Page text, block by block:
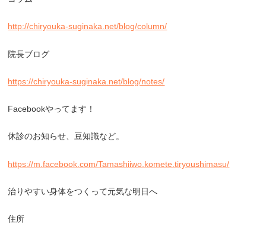
http://chiryouka-suginaka.net/blog/column/
院長ブログ
https://chiryouka-suginaka.net/blog/notes/
Facebookやってます！
休診のお知らせ、豆知識など。
https://m.facebook.com/Tamashiiwo.komete.tiryoushimasu/
治りやすい身体をつくって元気な明日へ
住所